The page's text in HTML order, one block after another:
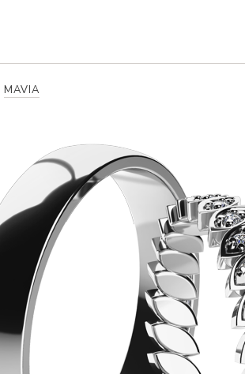
MAVIA